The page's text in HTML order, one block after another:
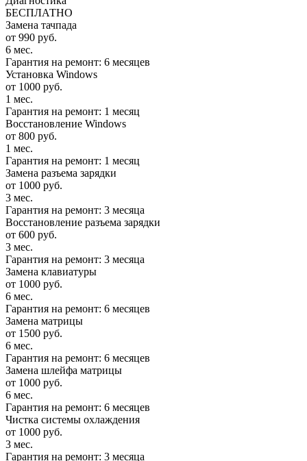
БЕСПЛАТНО
Замена тачпада
от 990 руб.
6 мес.
Гарантия на ремонт: 6 месяцев
Установка Windows
от 1000 руб.
1 мес.
Гарантия на ремонт: 1 месяц
Восстановление Windows
от 800 руб.
1 мес.
Гарантия на ремонт: 1 месяц
Замена разъема зарядки
от 1000 руб.
3 мес.
Гарантия на ремонт: 3 месяца
Восстановление разъема зарядки
от 600 руб.
3 мес.
Гарантия на ремонт: 3 месяца
Замена клавиатуры
от 1000 руб.
6 мес.
Гарантия на ремонт: 6 месяцев
Замена матрицы
от 1500 руб.
6 мес.
Гарантия на ремонт: 6 месяцев
Замена шлейфа матрицы
от 1000 руб.
6 мес.
Гарантия на ремонт: 6 месяцев
Чистка системы охлаждения
от 1000 руб.
3 мес.
Гарантия на ремонт: 3 месяца